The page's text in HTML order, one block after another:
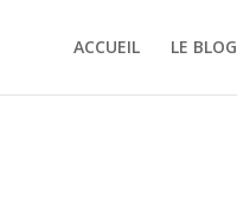
ACCUEIL LE BLOG